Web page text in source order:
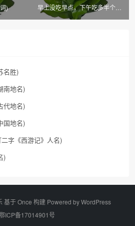
)
早上没吃早点，下午吃多半个橙
名胜)
南地名)
代地名)
国地名)
字《西游记》人名)
)
基于 Once 构建 Powered byWordPress
ICP备17014901号